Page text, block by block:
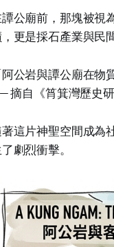
公廟前，那塊被視
更是採石產業與民
阿公岩與譚公廟在
摘自《筲箕灣歷史研
這片神聖空間成為
劇烈衝擊。